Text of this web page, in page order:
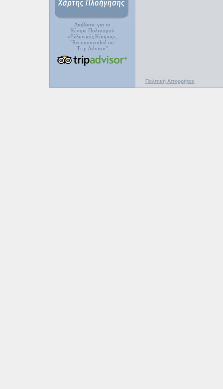
Διαβάστε για το
Κέντρο Πολιτισμού
«Ελληνικός Κόσμος»,
"Recommended on
Trip Advisor"
Πολιτική Απορρήτου